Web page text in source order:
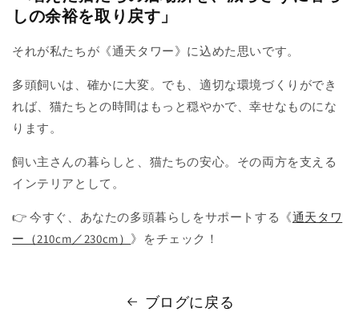
しの余裕を取り戻す」
それが私たちが《通天タワー》に込めた思いです。
多頭飼いは、確かに大変。でも、適切な環境づくりができ
れば、猫たちとの時間はもっと穏やかで、幸せなものにな
ります。
飼い主さんの暮らしと、猫たちの安心。その両方を支える
インテリアとして。
👉 今すぐ、あなたの多頭暮らしをサポートする《通天タワ
ー（210cm／230cm） 》をチェック！
ブログに戻る